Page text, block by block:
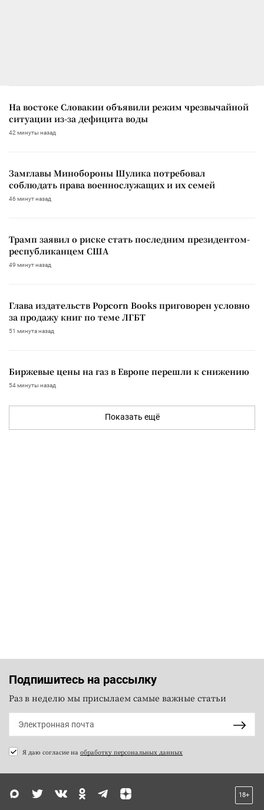
На востоке Словакии объявили режим чрезвычайной
ситуации из-за дефицита воды
42 минуты назад
Замглавы Минобороны Шулика потребовал
соблюдать права военнослужащих и их семей
46 минут назад
Трамп заявил о риске стать последним президентом-
республиканцем США
49 минут назад
Глава издательств Popcorn Books приговорен условно
за продажу книг по теме ЛГБТ
51 минута назад
Биржевые цены на газ в Европе перешли к снижению
54 минуты назад
Показать ещё
Подпишитесь на рассылку
Раз в неделю мы присылаем самые важные статьи
Я даю согласие на обработку персональных данных
18+